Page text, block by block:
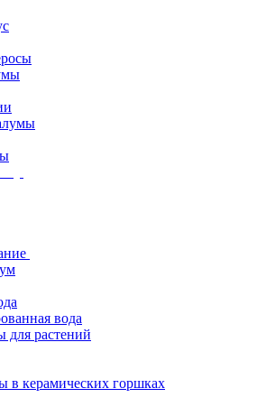
вода
растений
в керамических горшках